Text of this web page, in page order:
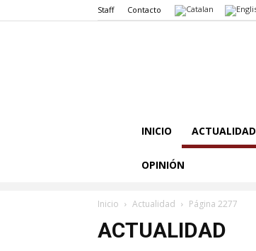
Staff Contacto
INICIO ACTUALIDAD
OPINIÓN
Inicio Actualidad Página 2277
ACTUALIDAD